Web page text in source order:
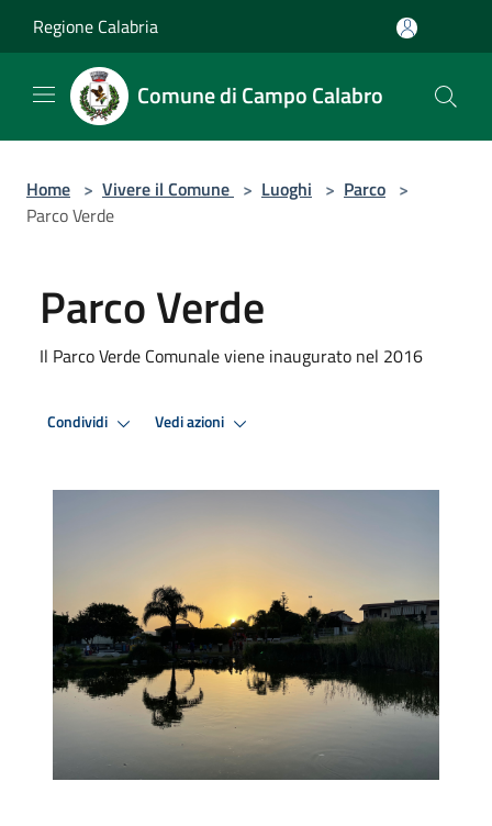
Regione Calabria
Comune di Campo Calabro
Home > Vivere il Comune > Luoghi > Parco >
Parco Verde
Parco Verde
Il Parco Verde Comunale viene inaugurato nel 2016
Condividi Vedi azioni